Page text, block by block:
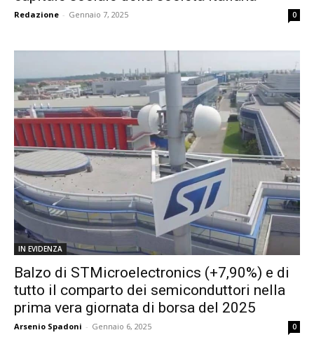
Redazione - Gennaio 7, 2025 0
IN EVIDENZA
Balzo di STMicroelectronics (+7,90%) e di
tutto il comparto dei semiconduttori nella
prima vera giornata di borsa del 2025
Arsenio Spadoni - Gennaio 6, 2025 0